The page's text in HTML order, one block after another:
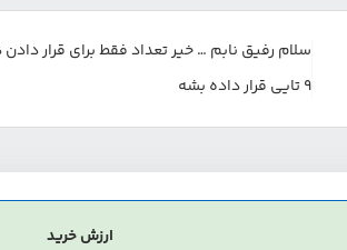
سلام رفیق نابم … خیر تعداد فقط برای قرار
9 تایی قرار داده بشه
ارزش خرید